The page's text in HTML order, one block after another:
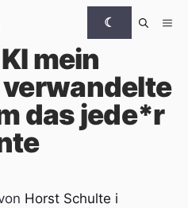
☾
mein
das jede*r
Horst Schulte i